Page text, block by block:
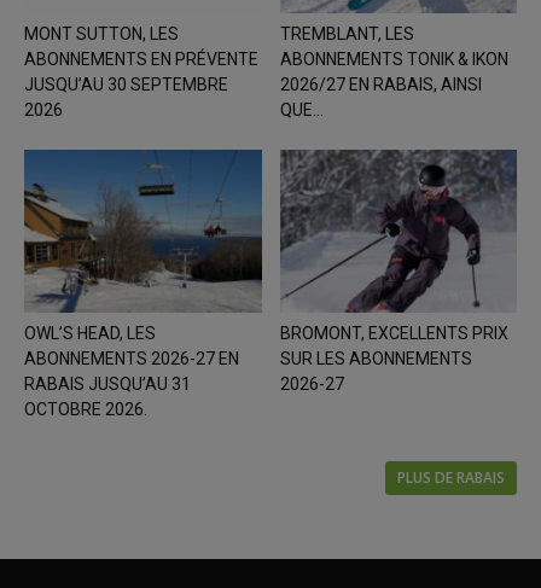
MONT SUTTON, LES
ABONNEMENTS EN PRÉVENTE
JUSQU’AU 30 SEPTEMBRE
2026
TREMBLANT, LES
ABONNEMENTS TONIK & IKON
2026/27 EN RABAIS, AINSI
QUE...
OWL’S HEAD, LES
ABONNEMENTS 2026-27 EN
RABAIS JUSQU’AU 31
OCTOBRE 2026.
BROMONT, EXCELLENTS PRIX
SUR LES ABONNEMENTS
2026-27
PLUS DE RABAIS